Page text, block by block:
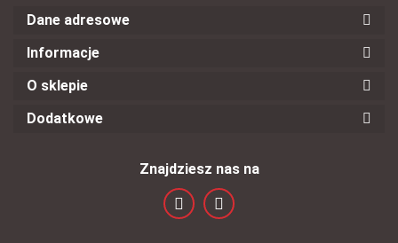
Dane adresowe
Informacje
O sklepie
Dodatkowe
Znajdziesz nas na